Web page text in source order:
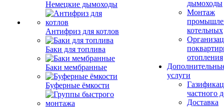
Немецкие дымоходы
Антифриз для котлов
Баки для топлива
Баки мембранные
Буферные ёмкости
дымоходы
Монтаж
котельных
отопления
услуги
частного
Доставка